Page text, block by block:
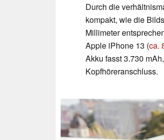
Durch die
kompakt, wie die
Millimeter
Apple iPhone 13 (ca.
Akku fasst 3.730
Kopfhöreranschluss.